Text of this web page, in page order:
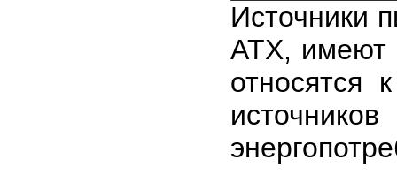
Источники
ATX,
относятся